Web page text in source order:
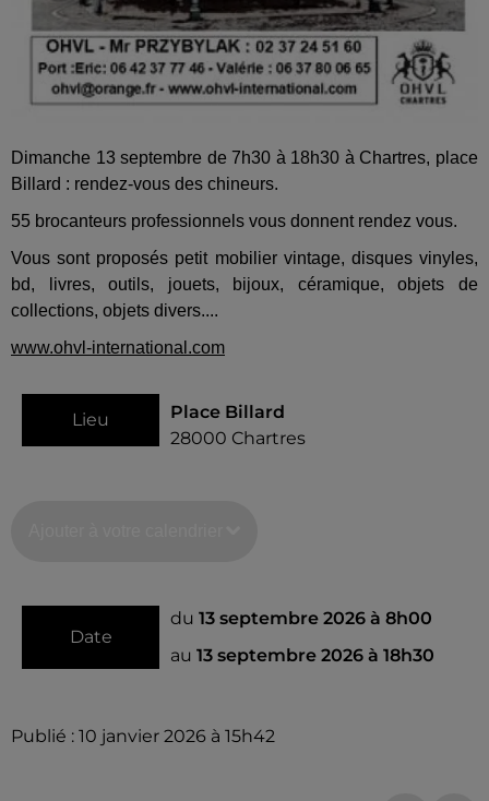
Dimanche 13 septembre de 7h30 à 18h30 à Chartres, place
Billard : rendez-vous des chineurs.
55 brocanteurs professionnels vous donnent rendez vous.
Vous sont proposés petit mobilier vintage, disques vinyles,
bd, livres, outils, jouets, bijoux, céramique, objets de
collections, objets divers....
www.ohvl-international.com
Lieu
Place Billard
28000 Chartres
Date
du 13 septembre 2026 à 8h00
au 13 septembre 2026 à 18h30
Publié : 10 janvier 2026 à 15h42